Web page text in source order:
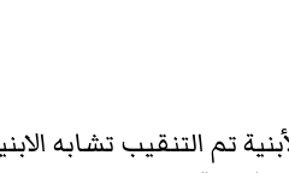
التنقيب تشابه